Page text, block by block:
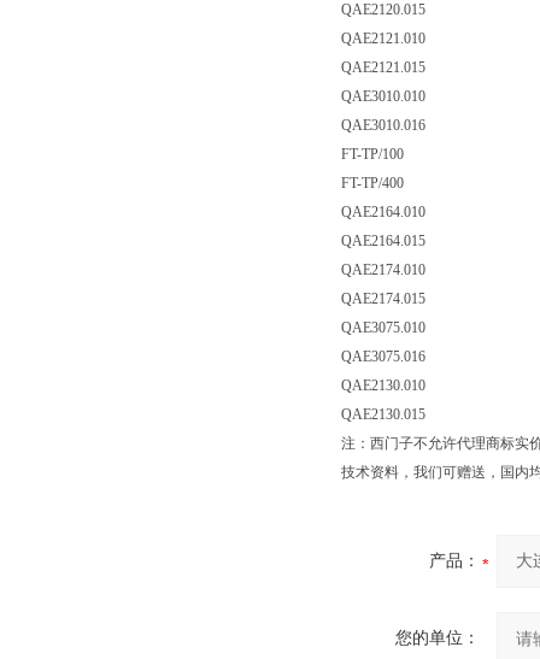
QAE2120.015
QAE2121.010
QAE2121.015
QAE3010.010
QAE3010.016
FT-TP/100
FT-TP/400
QAE2164.010
QAE2164.015
QAE2174.010
QAE2174.015
QAE3075.010
QAE3075.016
QAE2130.010
QAE2130.015
注：西门子不允许代理商标实
技术资料，我们可赠送，国内
产品：
您的单位：